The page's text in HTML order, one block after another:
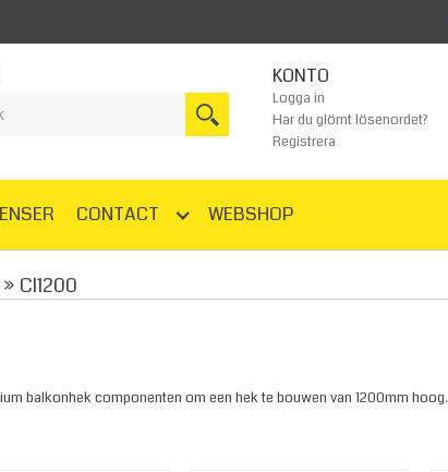
KONTO
Logga in
Har du glömt lösenordet?
Registrera
CONTACT WEBSHOP
» Cl1200
balkonhek componenten om een hek te bouwen van 1200mm hoog.